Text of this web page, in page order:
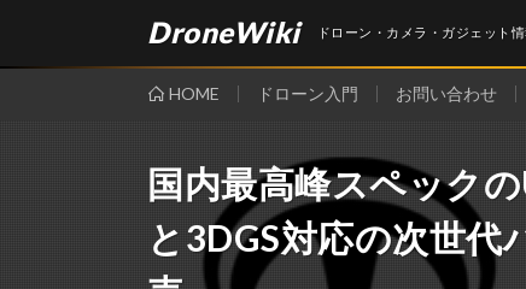
DroneWiki ドローン・カメラ・ガジェット
HOME ドローン入門 お問い合わせ
国内最高峰スペック
と3DGS対応の次世